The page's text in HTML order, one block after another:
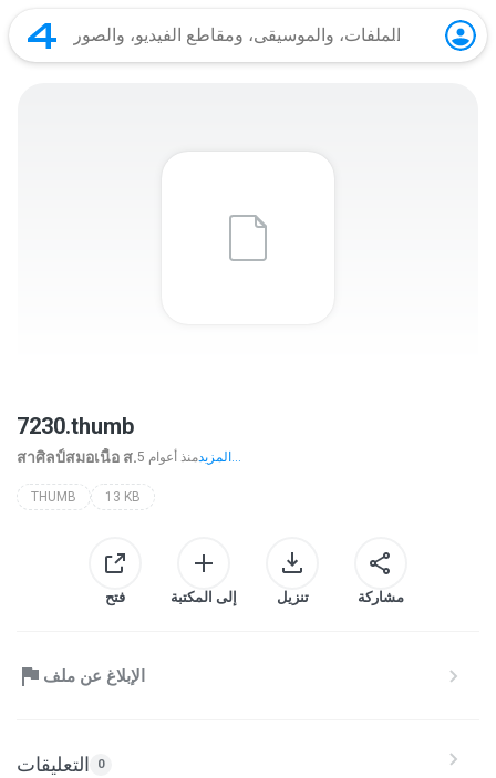
7230.thumb
สาศิลป์สมอเนื้อ ส. 5 منذ أعوام المزيد...
THUMB 13 KB
فتح إلى المكتبة تنزيل مشاركة
الإبلاغ عن ملف
التعليقات 0